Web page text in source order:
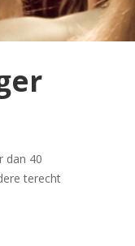
dan 40
terecht